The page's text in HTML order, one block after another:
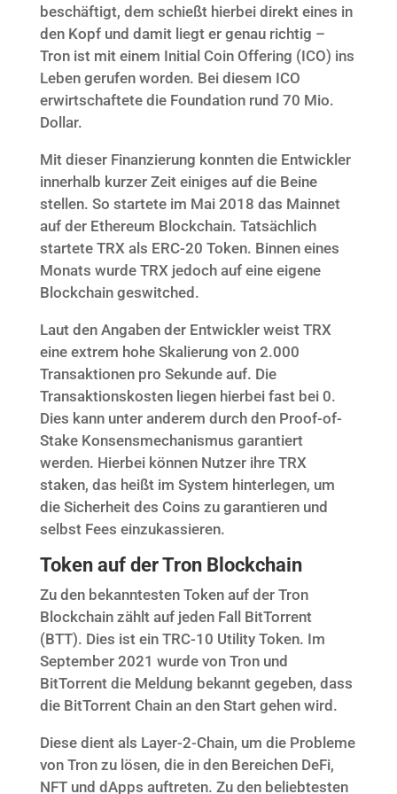
beschäftigt, dem schießt hierbei direkt eines in
den Kopf und damit liegt er genau richtig –
Tron ist mit einem Initial Coin Offering (ICO) ins
Leben gerufen worden. Bei diesem ICO
erwirtschaftete die Foundation rund 70 Mio.
Dollar.
Mit dieser Finanzierung konnten die Entwickler
innerhalb kurzer Zeit einiges auf die Beine
stellen. So startete im Mai 2018 das Mainnet
auf der Ethereum Blockchain. Tatsächlich
startete TRX als ERC-20 Token. Binnen eines
Monats wurde TRX jedoch auf eine eigene
Blockchain geswitched.
Laut den Angaben der Entwickler weist TRX
eine extrem hohe Skalierung von 2.000
Transaktionen pro Sekunde auf. Die
Transaktionskosten liegen hierbei fast bei 0.
Dies kann unter anderem durch den Proof-of-
Stake Konsensmechanismus garantiert
werden. Hierbei können Nutzer ihre TRX
staken, das heißt im System hinterlegen, um
die Sicherheit des Coins zu garantieren und
selbst Fees einzukassieren.
Token auf der Tron Blockchain
Zu den bekanntesten Token auf der Tron
Blockchain zählt auf jeden Fall BitTorrent
(BTT). Dies ist ein TRC-10 Utility Token. Im
September 2021 wurde von Tron und
BitTorrent die Meldung bekannt gegeben, dass
die BitTorrent Chain an den Start gehen wird.
Diese dient als Layer-2-Chain, um die Probleme
von Tron zu lösen, die in den Bereichen DeFi,
NFT und dApps auftreten. Zu den beliebtesten